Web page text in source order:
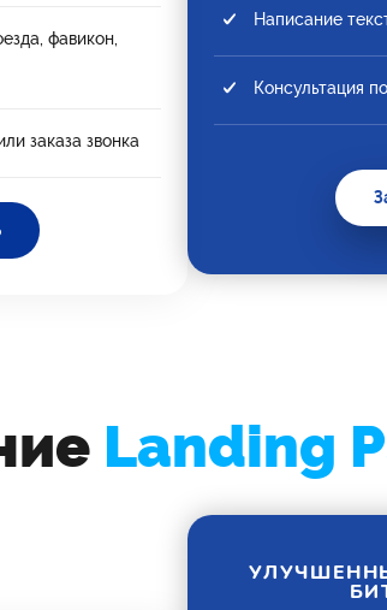
фавикон,
заказа звонка
Написание
Консультация
Landing